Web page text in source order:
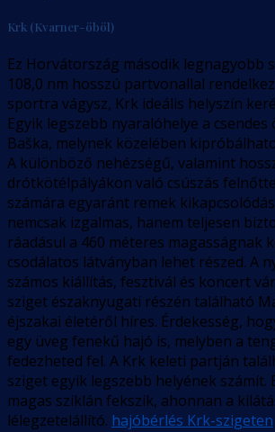
Krk (Kvarner-öböl)
Ez Horvátország második legnagyobb
108,0 nm hosszú partvonallal
sportra vágysz, Krk ideális helyszín
Egyik legszebb nyaralóhelye a
Baška, melynek közelében
A különböző nehézségű, valamint
drótkötélpályákon való csúszás
számára egyaránt remek
nemcsak izgalmas, hanem teljesen
ráadásul a 460 méteres magasságnak
csodálatos látványban lehet részed. A
számos kiállítás, fesztivál és koncert
sziget északnyugati részén található
éjszakai életéről híres. Érdekesség,
egy üveg fenekű hajó is, melyben a
fedezheted fel. A Krk keleti partján
sziget egyik legszebb helyének számít.
magas sziklán fekszik, ahonnan a
lélegzetelállító. hajóbérlés Krk-szigeten